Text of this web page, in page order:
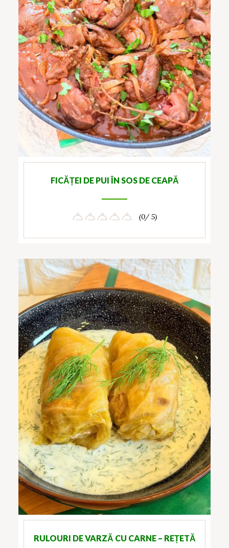
FICĂȚEI DE PUI ÎN SOS DE CEAPĂ
(0/ 5)
RULOURI DE VARZĂ CU CARNE – REȚETĂ